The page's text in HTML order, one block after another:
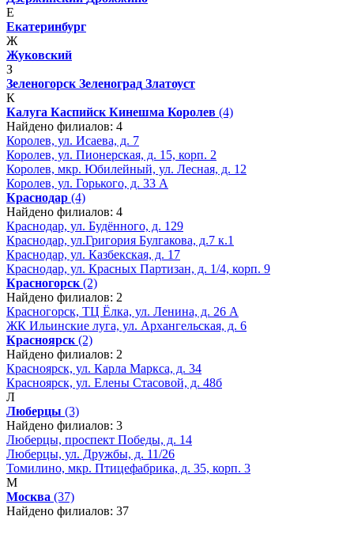
Е
Екатеринбург
Ж
Жуковский
З
Зеленогорск Зеленоград Златоуст
К
Калуга Каспийск Кинешма Королев (4)
Найдено филиалов: 4
Королев, ул. Исаева, д. 7
Королев, ул. Пионерская, д. 15, корп. 2
Королев, мкр. Юбилейный, ул. Лесная, д. 12
Королев, ул. Горького, д. 33 А
Краснодар (4)
Найдено филиалов: 4
Краснодар, ул. Будённого, д. 129
Краснодар, ул.Григория Булгакова, д.7 к.1
Краснодар, ул. Казбекская, д. 17
Краснодар, ул. Красных Партизан, д. 1/4, корп. 9
Красногорск (2)
Найдено филиалов: 2
Красногорск, ТЦ Ёлка, ул. Ленина, д. 26 А
ЖК Ильинские луга, ул. Архангельская, д. 6
Красноярск (2)
Найдено филиалов: 2
Красноярск, ул. Карла Маркса, д. 34
Красноярск, ул. Елены Стасовой, д. 48б
Л
Люберцы (3)
Найдено филиалов: 3
Люберцы, проспект Победы, д. 14
Люберцы, ул. Дружбы, д. 11/26
Томилино, мкр. Птицефабрика, д. 35, корп. 3
М
Москва (37)
Найдено филиалов: 37